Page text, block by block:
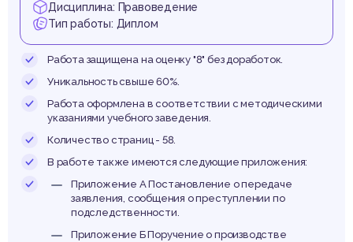
Дисциплина: Правоведение
Тип работы: Диплом
Работа защищена на оценку "8" без доработок.
Уникальность свыше 60%.
Работа оформлена в соответствии с методическими
указаниями учебного заведения.
Количество страниц - 58.
В работе также имеются следующие приложения:
Приложение А Постановление о передаче
заявления, сообщения о преступлении по
подследственности.
Приложение Б Поручение о производстве